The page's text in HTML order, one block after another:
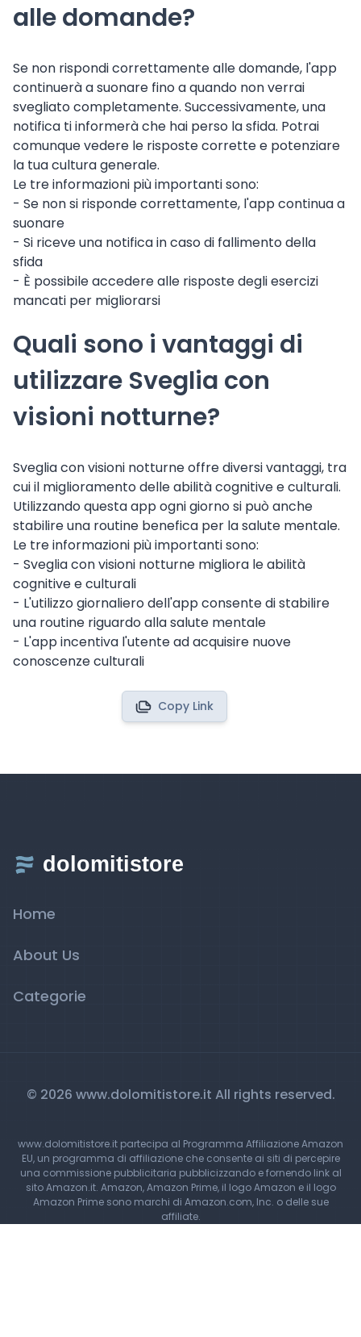
alle domande?
Se non rispondi correttamente alle domande, l'app
continuerà a suonare fino a quando non verrai
svegliato completamente. Successivamente, una
notifica ti informerà che hai perso la sfida. Potrai
comunque vedere le risposte corrette e potenziare
la tua cultura generale.
Le tre informazioni più importanti sono:
- Se non si risponde correttamente, l'app continua a
suonare
- Si riceve una notifica in caso di fallimento della
sfida
- È possibile accedere alle risposte degli esercizi
mancati per migliorarsi
Quali sono i vantaggi di
utilizzare Sveglia con
visioni notturne?
Sveglia con visioni notturne offre diversi vantaggi, tra
cui il miglioramento delle abilità cognitive e culturali.
Utilizzando questa app ogni giorno si può anche
stabilire una routine benefica per la salute mentale.
Le tre informazioni più importanti sono:
- Sveglia con visioni notturne migliora le abilità
cognitive e culturali
- L'utilizzo giornaliero dell'app consente di stabilire
una routine riguardo alla salute mentale
- L'app incentiva l'utente ad acquisire nuove
conoscenze culturali
Copy Link
Home
About Us
Categorie
© 2026 www.dolomitistore.it All rights reserved.
www.dolomitistore.it partecipa al Programma Affiliazione Amazon
EU, un programma di affiliazione che consente ai siti di percepire
una commissione pubblicitaria pubblicizzando e fornendo link al
sito Amazon.it. Amazon, Amazon Prime, il logo Amazon e il logo
Amazon Prime sono marchi di Amazon.com, Inc. o delle sue
affiliate.